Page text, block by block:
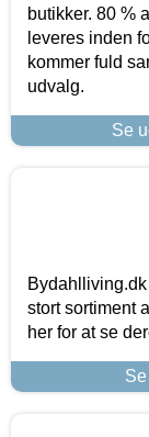
butikker. 80 %
leveres inden
kommer fuld
udvalg.
Se
stort sortiment
her for at se